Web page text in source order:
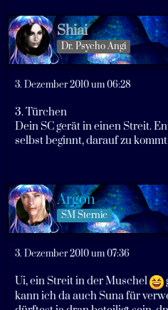
Shiai
Dr. Psycho Angi
3. Dezember 2010 um 06:28
3. Türchen
Dein SC gerät in einen Streit.
selbst beginnt, darauf zu
Argon
SM Sternie
3. Dezember 2010 um 07:36
Ui, ein Streit in der Muschel
kann ich da auch Suna für